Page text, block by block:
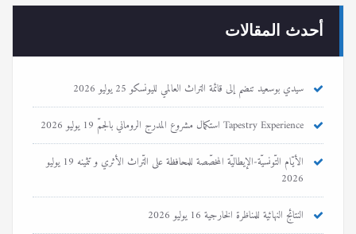
أحدث المقالات
سيدي بوسعيد تنضم إلى قائمة التراث العالمي لليونسكو25 يوليو 2026
Tapestry Experience استكمال مشروع المدرج الروماني بالجمّ
19 يوليو 2026
الأيّام التّونسيّة-الإيطاليّة المخصّصة للمحافظة على التّراث الأثري و تثمينه
19 يوليو
2026
النتائج النهائية للمناظرة الخارجية16 يوليو 2026